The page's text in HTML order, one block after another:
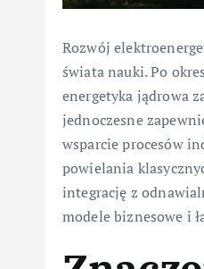
Rozwój
świata nauki. Po
energetyka jądrowa
jednoczesne
wsparcie procesów
powielania
integrację z
modele biznesowe i